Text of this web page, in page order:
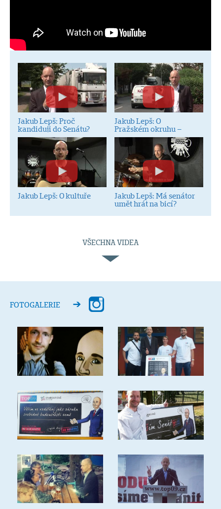
Jakub Lepš: Proč
kandiduji do Senátu?
Jakub Lepš: O
Pražském okruhu –
stavbě 511
Jakub Lepš: O kultuře
Jakub Lepš: Má senátor
umět hrát na bicí?
VŠECHNA VIDEA
FOTOGALERIE